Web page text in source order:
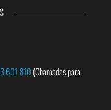
601 810 (Chamadas para